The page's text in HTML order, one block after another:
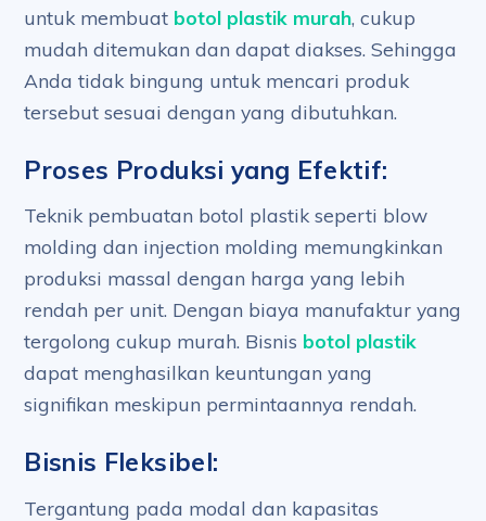
untuk membuat botol plastik murah, cukup
mudah ditemukan dan dapat diakses. Sehingga
Anda tidak bingung untuk mencari produk
tersebut sesuai dengan yang dibutuhkan.
Proses Produksi yang Efektif:
Teknik pembuatan botol plastik seperti blow
molding dan injection molding memungkinkan
produksi massal dengan harga yang lebih
rendah per unit. Dengan biaya manufaktur yang
tergolong cukup murah. Bisnis botol plastik
dapat menghasilkan keuntungan yang
signifikan meskipun permintaannya rendah.
Bisnis Fleksibel:
Tergantung pada modal dan kapasitas